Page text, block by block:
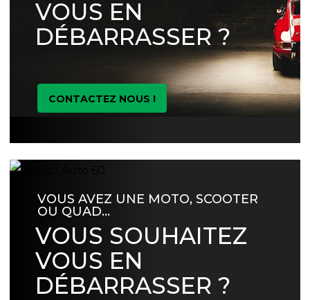
VOUS EN
DÉBARRASSER ?
CONTACTEZ NOUS !
VOUS AVEZ UNE MOTO, SCOOTER
OU QUAD…
VOUS SOUHAITEZ
VOUS EN
DÉBARRASSER ?